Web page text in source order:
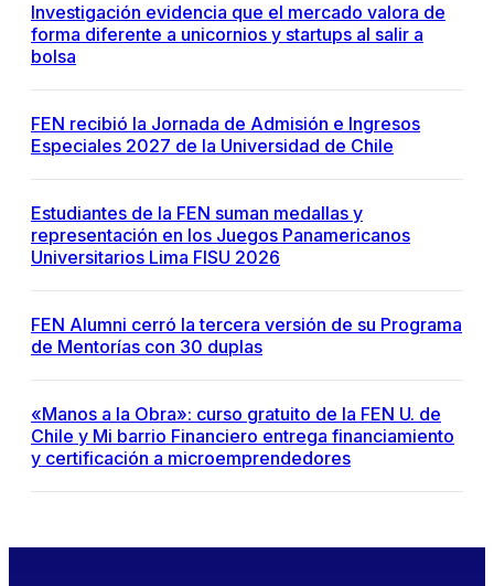
Investigación evidencia que el mercado valora de
forma diferente a unicornios y startups al salir a
bolsa
FEN recibió la Jornada de Admisión e Ingresos
Especiales 2027 de la Universidad de Chile
Estudiantes de la FEN suman medallas y
representación en los Juegos Panamericanos
Universitarios Lima FISU 2026
FEN Alumni cerró la tercera versión de su Programa
de Mentorías con 30 duplas
«Manos a la Obra»: curso gratuito de la FEN U. de
Chile y Mi barrio Financiero entrega financiamiento
y certificación a microemprendedores